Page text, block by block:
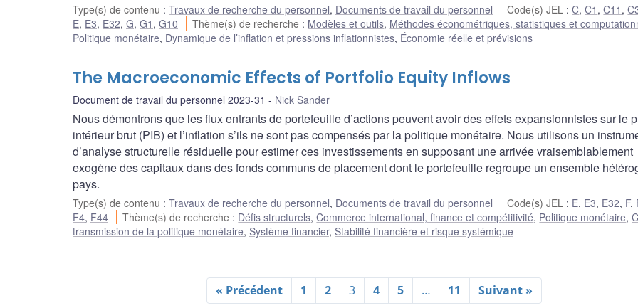
Type(s) de contenu : Travaux de recherche du personnel, Documents de travail du personnel Code(s) JEL :C,C1 ,C11 ,
E, E3, E32, G, G1 , G10 Thème(s) de recherche : Modèles et outils, Méthodes économétriques, statistiques et
Politique monétaire, Dynamique de l’inflation et pressions inflationnistes, Économie réelle et prévisions
The Macroeconomic Effects of Portfolio Equity Inflows
Document de travail du personnel 2023-31 Nick Sander
Nous démontrons que les flux entrants de portefeuille d’actions peuvent avoir des effets expansionnistes sur le
intérieur brut (PIB) et l’inflation s’ils ne sont pas compensés par la politique monétaire. Nous utilisons un
d’analyse structurelle résiduelle pour estimer ces investissements en supposant une arrivée vraisemblablement
exogène des capitaux dans des fonds communs de placement dont le portefeuille regroupe un ensemble
pays.
Type(s) de contenu : Travaux de recherche du personnel, Documents de travail du personnel Code(s) JEL : E, E3, E32, F,
F4, F44 Thème(s) de recherche : Défis structurels,Commerce international, finance et compétitivité, Politique monétaire,
transmission de la politique monétaire, Système financier, Stabilité financière et risque systémique
« Précédent 1 2 3 4 5 … 11 Suivant »